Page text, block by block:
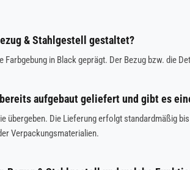
& Stahlgestell gestaltet?
in Black geprägt. Der Bezug bzw. die
aufgebaut geliefert und gibt es
übergeben. Die Lieferung erfolgt standardmäßig
Verpackungsmaterialien.